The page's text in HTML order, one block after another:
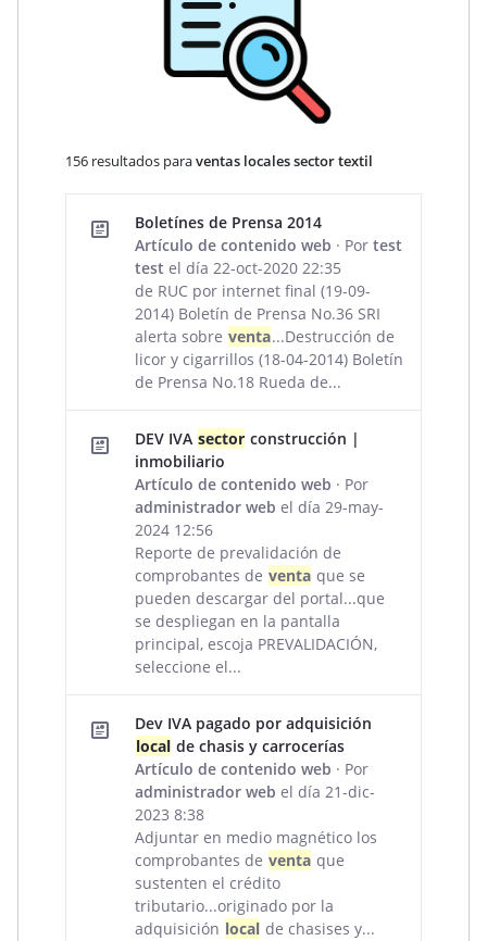
156 resultados paraventas locales sector textil
Boletínes de Prensa 2014
Artículo de contenido web · Por test
test el día 22-oct-2020 22:35
de RUC por internet final (19-09-
2014) Boletín de Prensa No.36 SRI
alerta sobre venta...Destrucción de
licor y cigarrillos (18-04-2014) Boletín
de Prensa No.18 Rueda de...
DEV IVA sector construcción |
inmobiliario
Artículo de contenido web · Por
administrador web el día 29-may-
2024 12:56
Reporte de prevalidación de
comprobantes de venta que se
pueden descargar del portal...que
se despliegan en la pantalla
principal, escoja PREVALIDACIÓN,
seleccione el...
Dev IVA pagado por adquisición
local de chasis y carrocerías
Artículo de contenido web · Por
administrador web el día 21-dic-
2023 8:38
Adjuntar en medio magnético los
comprobantes de venta que
sustenten el crédito
tributario...originado por la
adquisición local de chasises y...